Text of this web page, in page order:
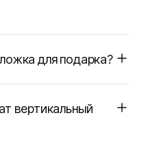
для подарка?
вертикальный